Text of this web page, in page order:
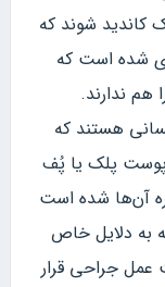
کاندید شوند که
شده است که
هم ندارند.
هستند که
پوست پلک یا پُف
آن‌ها شده است
که به دلایل خاص
عمل جراحی قرار